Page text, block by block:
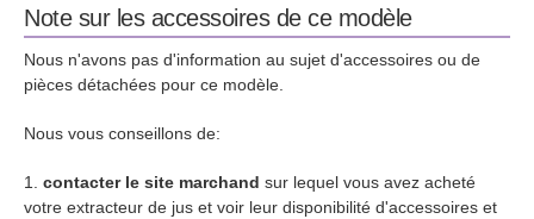
Note sur les accessoires de ce modèle
Nous n'avons pas d'information au sujet d'accessoires ou de
pièces détachées pour ce modèle.
Nous vous conseillons de:
contacter le site marchand sur lequel vous avez acheté
votre extracteur de jus et voir leur disponibilité d'accessoires et